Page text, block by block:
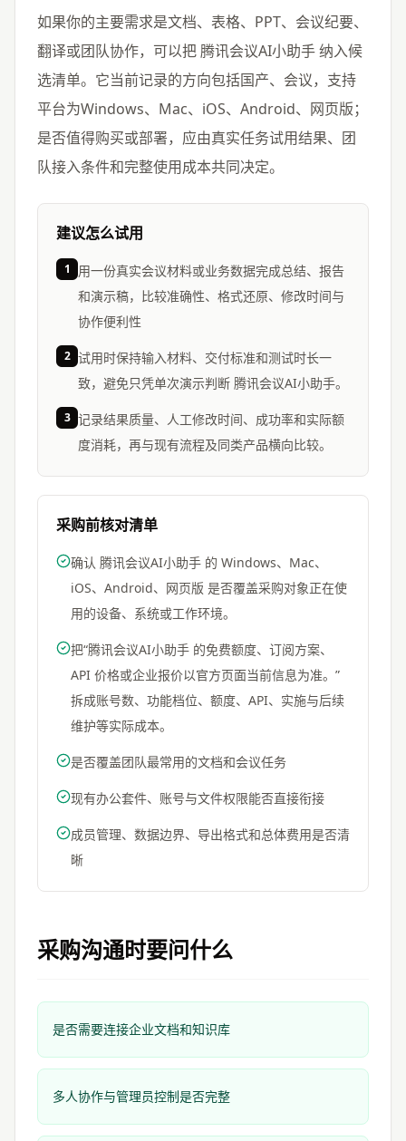
如果你的主要需求是文档、表格、PPT、会议纪要、
翻译或团队协作，可以把 腾讯会议AI小助手 纳入候
选清单。它当前记录的方向包括国产、会议，支持
平台为Windows、Mac、iOS、Android、网页版；
是否值得购买或部署，应由真实任务试用结果、团
队接入条件和完整使用成本共同决定。
建议怎么试用
1
用一份真实会议材料或业务数据完成总结、报告
和演示稿，比较准确性、格式还原、修改时间与
协作便利性
2 试用时保持输入材料、交付标准和测试时长一
致，避免只凭单次演示判断 腾讯会议AI小助手。
3 记录结果质量、人工修改时间、成功率和实际额
度消耗，再与现有流程及同类产品横向比较。
采购前核对清单
确认 腾讯会议AI小助手 的 Windows、Mac、
iOS、Android、网页版 是否覆盖采购对象正在使
用的设备、系统或工作环境。
把“腾讯会议AI小助手 的免费额度、订阅方案、
API 价格或企业报价以官方页面当前信息为准。”
拆成账号数、功能档位、额度、API、实施与后续
维护等实际成本。
是否覆盖团队最常用的文档和会议任务
现有办公套件、账号与文件权限能否直接衔接
成员管理、数据边界、导出格式和总体费用是否清
晰
采购沟通时要问什么
是否需要连接企业文档和知识库
多人协作与管理员控制是否完整